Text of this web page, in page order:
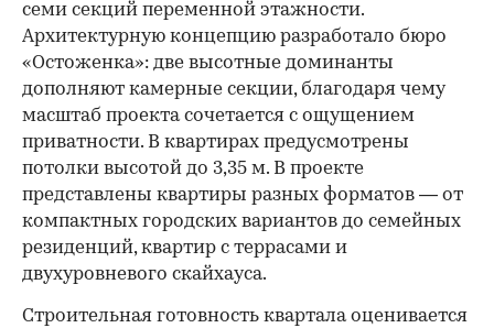
семи секций переменной этажности.
Архитектурную концепцию разработало бюро
«Остоженка»: две высотные доминанты
дополняют камерные секции, благодаря чему
масштаб проекта сочетается с ощущением
приватности. В квартирах предусмотрены
потолки высотой до 3,35 м. В проекте
представлены квартиры разных форматов — от
компактных городских вариантов до семейных
резиденций, квартир с террасами и
двухуровневого скайхауса.
Строительная готовность квартала оценивается